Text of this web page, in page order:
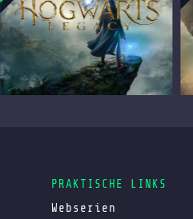
PRAKTISCHE LINKS
Webserien